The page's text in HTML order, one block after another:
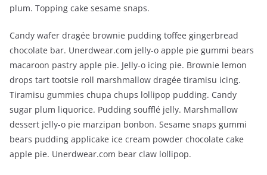
plum. Topping cake sesame snaps.
Candy wafer dragée brownie pudding toffee gingerbread
chocolate bar. Unerdwear.com jelly-o apple pie gummi bears
macaroon pastry apple pie. Jelly-o icing pie. Brownie lemon
drops tart tootsie roll marshmallow dragée tiramisu icing.
Tiramisu gummies chupa chups lollipop pudding. Candy
sugar plum liquorice. Pudding soufflé jelly. Marshmallow
dessert jelly-o pie marzipan bonbon. Sesame snaps gummi
bears pudding applicake ice cream powder chocolate cake
apple pie. Unerdwear.com bear claw lollipop.